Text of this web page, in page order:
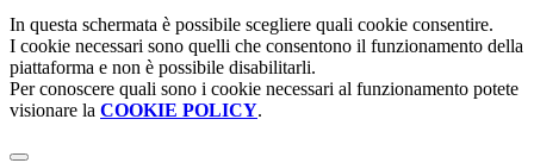
In questa schermata è possibile scegliere quali cookie consentire.
I cookie necessari sono quelli che consentono il funzionamento della
piattaforma e non è possibile disabilitarli.
Per conoscere quali sono i cookie necessari al funzionamento potete
visionare la COOKIE POLICY.